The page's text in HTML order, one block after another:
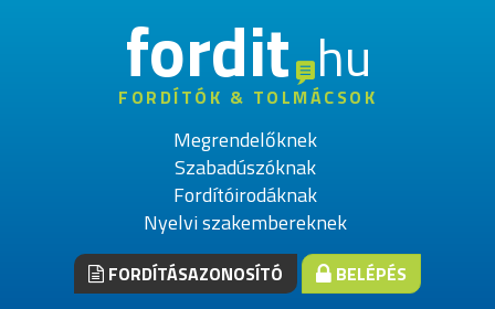
fordithu
FORDÍTÓK & TOLMÁCSOK
Megrendelőknek
Szabadúszóknak
Fordítóirodáknak
Nyelvi szakembereknek
FORDÍTÁSAZONOSÍTÓ BELÉPÉS